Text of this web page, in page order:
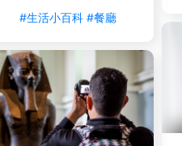
#生活小百科 #餐廳